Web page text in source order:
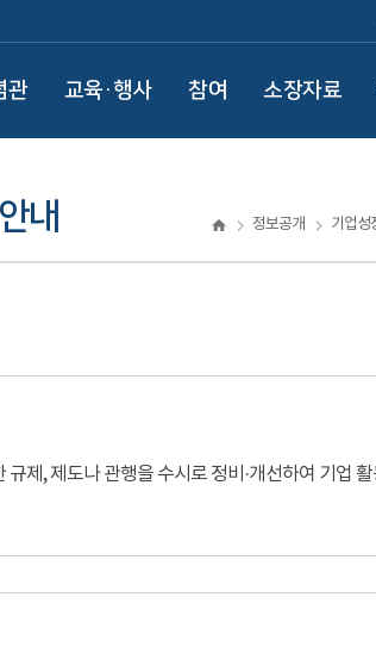
관 교육·행사 참여 소장자료
내 정보공개 기업성
제, 제도나 관행을 수시로 정비·개선하여 기업